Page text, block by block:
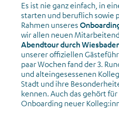
Es ist nie ganz einfach, in
starten und beruflich sowie
Rahmen unseres
wir allen neuen
Abendtour durch
unserer offiziellen
paar Wochen fand der 3.
und alteingesessenen
Stadt und ihre
kennen. Auch das gehört
Onboarding neuer